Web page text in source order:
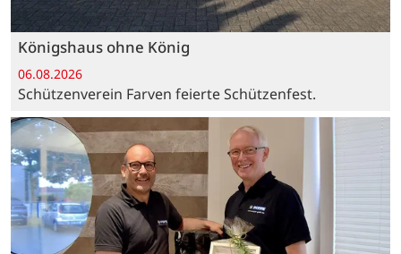
Königshaus ohne König
06.08.2026
Schützenverein Farven feierte Schützenfest.